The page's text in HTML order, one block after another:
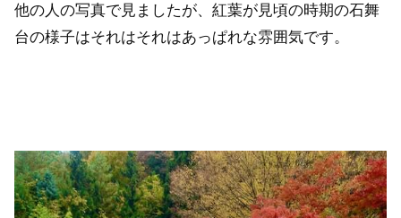
他の人の写真で見ましたが、紅葉が見頃の時期の石舞
台の様子はそれはそれはあっぱれな雰囲気です。